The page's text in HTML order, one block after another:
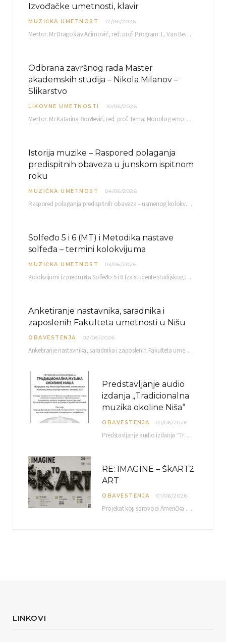
Izvođačke umetnosti, klavir
MUZIČKA UMETNOST 17/06/2026
Mentor: Mr Dragoslav Aćimović, red. prof. Program: L. Van Betoven: Sonata op. 31 br. 2 u…
Odbrana završnog rada Master
akademskih studija – Nikola Milanov –
Slikarstvo
LIKOVNE UMETNOSTI 10/06/2026
Mentor: Mr Katarina Đorđević, red. prof. Tema: Monolog emocija Sreda, 17. 06. 2026. u 15:30 sati Sala br. 12 Fakulteta umetnosti u Nišu, Kneginje…
Istorija muzike – Raspored polaganja
predispitnih obaveza u junskom ispitnom
roku
MUZIČKA UMETNOST 04/06/2026
Raspored polaganja predispitnih obaveza – usmenog kolokvijuma i testa iz slušanja muzike – objavljen je…
Solfeđo 5 i 6 (MT) i Metodika nastave
solfeđa – termini kolokvijuma
MUZIČKA UMETNOST 03/06/2026
Kolokvijumi iz predmeta Solfeđo 5 i 6 (za studente studijskog programa Muzička teorija) i Metodika…
Anketiranje nastavnika, saradnika i
zaposlenih Fakulteta umetnosti u Nišu
OBAVESTENJA 02/06/2026
Anketiranje nastavnika, saradnika i zaposlenih Fakulteta umetnosti u Nišu radi sačinjavanja Izveštaja o samovrednovanju biće…
Predstavljanje audio
izdanja „Tradicionalna
muzika okoline Niša“
OBAVESTENJA 01/06/2026
Predstavljanje audio izdanja “Tradicionalna muzika okoline Niša” organizuje se u okviru projekta O-10-17 Muzičko nasleđe jugoistočne…
RE: IMAGINE – ŠkART2
ART
OBAVESTENJA 01/06/2026
Projekat koji sprovodi Američka privredna komora uz podrŝku kompanije Philip Morris International, sa ciljem povezivanja…
LINKOVI